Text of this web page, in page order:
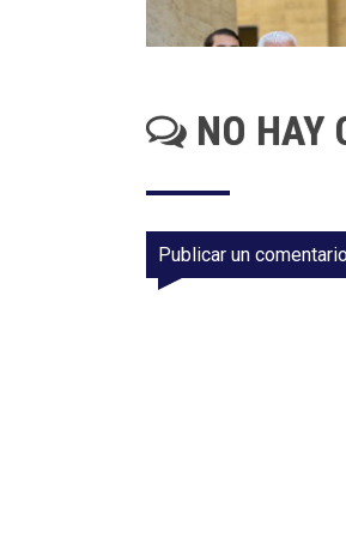
NO HAY
Publicar un